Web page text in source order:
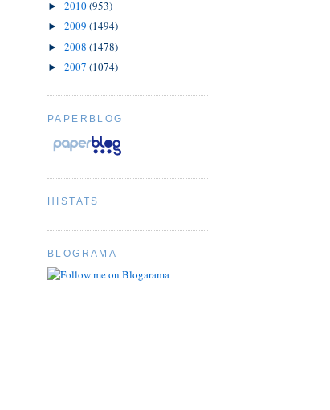
► 2010(953)
► 2009 (1494)
► 2008 (1478)
► 2007 (1074)
PAPERBLOG
HISTATS
BLOGRAMA